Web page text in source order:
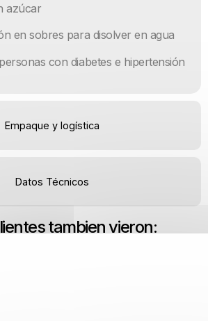
Empaque y logística
Datos Técnicos
azúcar
en sobres para disolver en agua
con diabetes e hipertensión
tambien vieron: